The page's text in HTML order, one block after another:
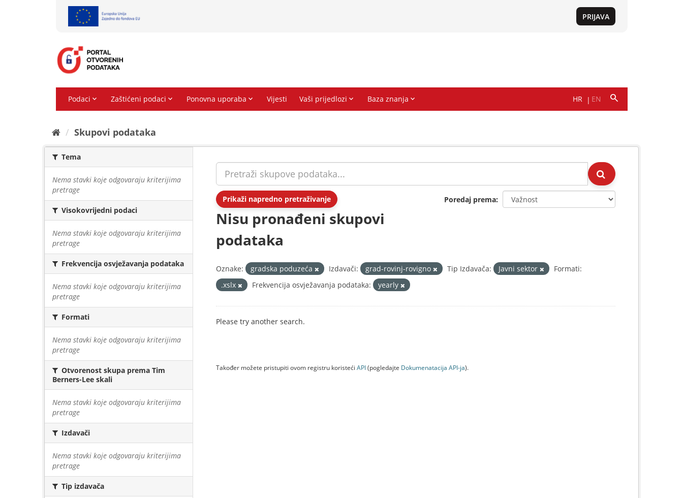
Skupovi podаtаkа
Tema
Nema stavki koje odgovaraju kriterijima
pretrage
Visokovrijedni podaci
Nema stavki koje odgovaraju kriterijima
pretrage
Frekvencija osvježavanja podataka
Nema stavki koje odgovaraju kriterijima
pretrage
Formati
Nema stavki koje odgovaraju kriterijima
pretrage
Otvorenost skupa prema Tim
Berners-Lee skali
Nema stavki koje odgovaraju kriterijima
pretrage
Izdavači
Nema stavki koje odgovaraju kriterijima
pretrage
Tip izdavača
Prikaži napredno pretraživanje Poredaj prema
Nisu pronađeni skupovi
podataka
Oznake: gradska poduzeća Izdavači: grad-rovinj-rovigno Tip Izdavača: Javni sektor
Formati:
.xslx
Frekvencija osvježavanja podataka: yearly
Please try another search.
Također možete pristupiti ovom registru koristeći API(pogledajte Dokumenаtаcijа API-jа).